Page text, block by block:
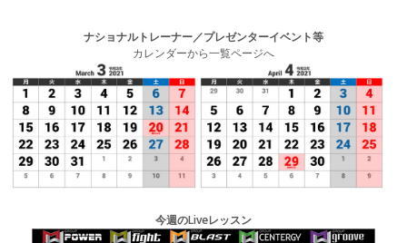
ナショナルトレーナー／プレゼンターイベント等
カレンダーから一覧ページへ
今週のLiveレッスン